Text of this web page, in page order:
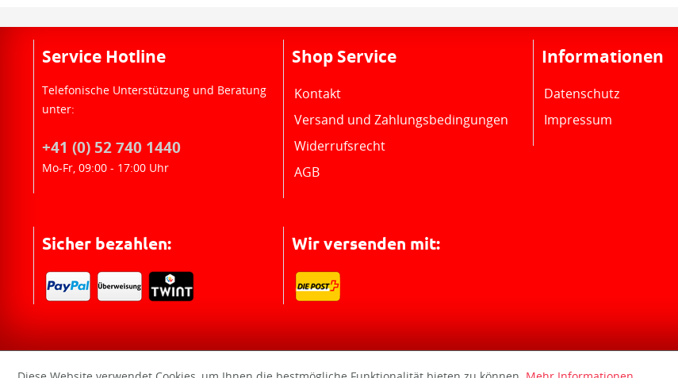
Service Hotline
Telefonische Unterstützung und Beratung
unter:
+41 (0) 52 740 1440
Mo-Fr, 09:00 - 17:00 Uhr
Shop Service
Kontakt
Versand und Zahlungsbedingungen
Widerrufsrecht
AGB
Informationen
Datenschutz
Impressum
Sicher bezahlen: Wir versenden mit: